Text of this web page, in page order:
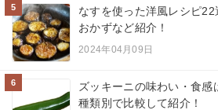
5
なすを使った洋風レシピ
おかずなど紹介！
2024年04月09日
6
ズッキーニの味わい・食感
種類別で比較して紹介！